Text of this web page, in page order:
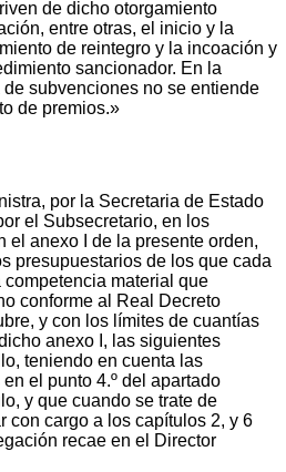
de dicho otorgamiento
entre otras, el inicio y la
de reintegro y la incoación y
sancionador. En la
subvenciones no se entiende
de premios.»
por la Secretaria de Estado
el Subsecretario, en los
el anexo I de la presente orden,
presupuestarios de los que cada
competencia material que
conforme al Real Decreto
y con los límites de cuantías
anexo I, las siguientes
teniendo en cuenta las
el punto 4.º del apartado
y que cuando se trate de
con cargo a los capítulos 2, y 6
recae en el Director